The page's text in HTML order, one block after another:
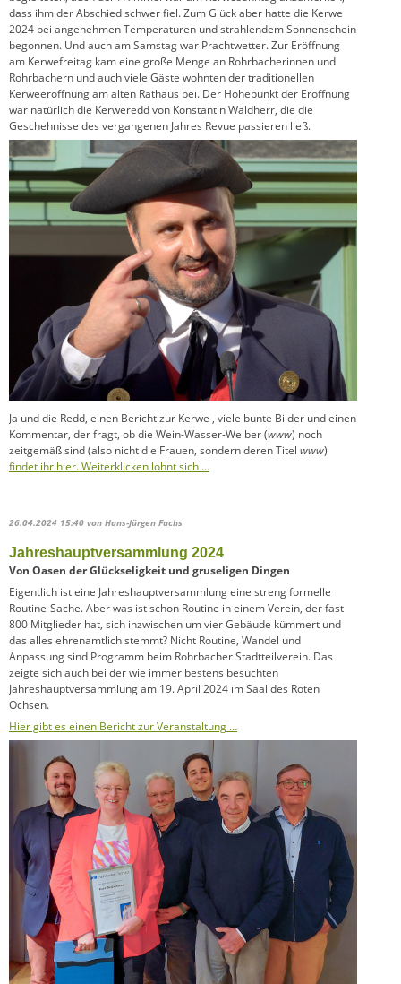
dass ihm der Abschied schwer fiel. Zum Glück aber hatte die Kerwe
2024 bei angenehmen Temperaturen und strahlendem Sonnenschein
begonnen. Und auch am Samstag war Prachtwetter. Zur Eröffnung
am Kerwefreitag kam eine große Menge an Rohrbacherinnen und
Rohrbachern und auch viele Gäste wohnten der traditionellen
Kerweeröffnung am alten Rathaus bei. Der Höhepunkt der Eröffnung
war natürlich die Kerweredd von Konstantin Waldherr, die die
Geschehnisse des vergangenen Jahres Revue passieren ließ.
Ja und die Redd, einen Bericht zur Kerwe , viele bunte Bilder und einen
Kommentar, der fragt, ob die Wein-Wasser-Weiber (www) noch
zeitgemäß sind (also nicht die Frauen, sondern deren Titel www)
findet ihr hier. Weiterklicken lohnt sich …
26.04.2024 15:40 von Hans-Jürgen Fuchs
Jahreshauptversammlung 2024
Von Oasen der Glückseligkeit und gruseligen Dingen
Eigentlich ist eine Jahreshauptversammlung eine streng formelle
Routine-Sache. Aber was ist schon Routine in einem Verein, der fast
800 Mitglieder hat, sich inzwischen um vier Gebäude kümmert und
das alles ehrenamtlich stemmt? Nicht Routine, Wandel und
Anpassung sind Programm beim Rohrbacher Stadtteilverein. Das
zeigte sich auch bei der wie immer bestens besuchten
Jahreshauptversammlung am 19. April 2024 im Saal des Roten
Ochsen.
Hier gibt es einen Bericht zur Veranstaltung …